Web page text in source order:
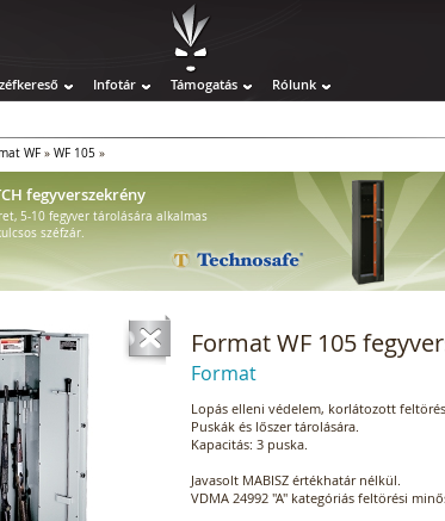
Infotár Támogatás Rólunk
WF » WF 105 »
fegyverszekrény
5-10 fegyver tárolására alkalmas
széfzár.
Format WF 105
Format
Lopás elleni védelem, korlátozott
Puskák és lőszer tárolására.
Kapacitás: 3 puska.
Javasolt MABISZ értékhatár nélkül.
VDMA 24992 "A" kategóriás feltörési